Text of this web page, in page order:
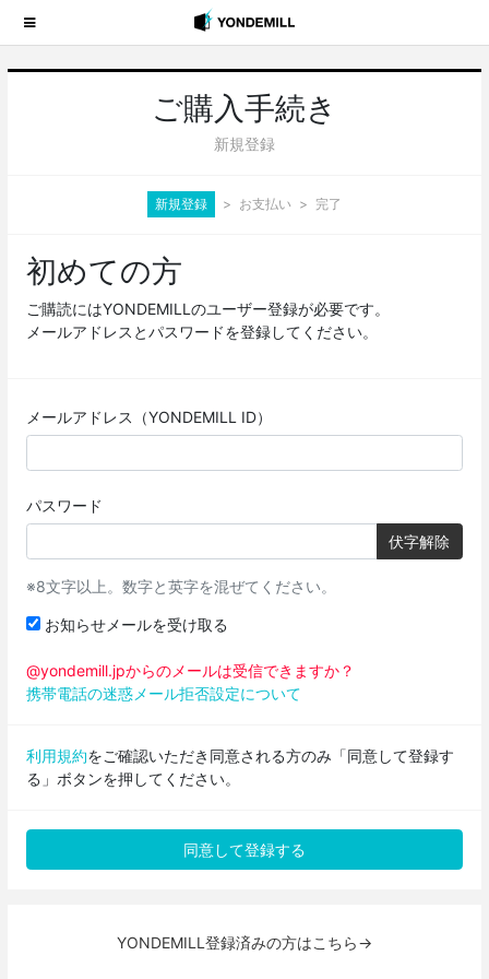
ご購入手続き
新規登録
新規登録 お支払い 完了
初めての方
ご購読にはYONDEMILLのユーザー登録が必要です。
メールアドレスとパスワードを登録してください。
メールアドレス（YONDEMILL ID）
パスワード
伏字解除
※8文字以上。数字と英字を混ぜてください。
お知らせメールを受け取る
@yondemill.jpからのメールは受信できますか？
携帯電話の迷惑メール拒否設定について
利用規約をご確認いただき同意される方のみ「同意して登録す
る」ボタンを押してください。
YONDEMILL登録済みの方はこちら→